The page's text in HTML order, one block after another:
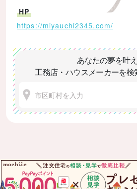
HP
https://miyauchi2345.com/
あなたの夢を叶
工務店・ハウスメーカーを検